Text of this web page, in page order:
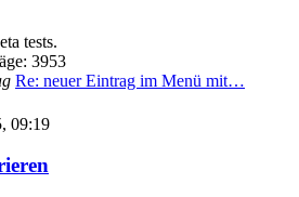
tests.
: 3953
Re: neuer Eintrag im Menü mit…
09:19